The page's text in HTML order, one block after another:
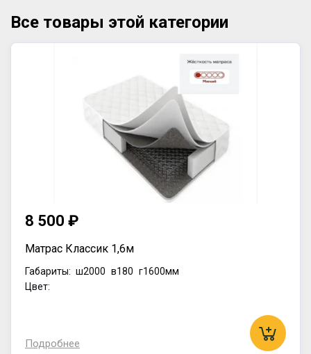
Все товары этой категории
8 500 ₽
Матрас Классик 1,6м
Габариты: ш2000 в180 г1600мм
Цвет:
Подробнее